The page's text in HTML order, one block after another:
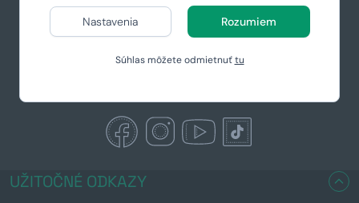
Nastavenia Rozumiem
Súhlas môžete odmietnuťtu
+421 944 766 858
podpora@manboxeo.sk
Po-Pia 8:30-17
UŽITOČNÉ ODKAZY